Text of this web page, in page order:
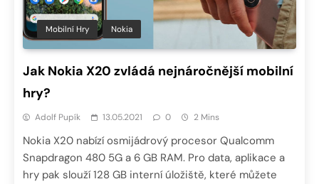
Mobilní Hry Nokia
Jak Nokia X20 zvládá nejnáročnější mobilní
hry?
Adolf Pupík 13.05.2021 0 2 Mins
Nokia X20 nabízí osmijádrový procesor Qualcomm
Snapdragon 480 5G a 6 GB RAM. Pro data, aplikace a
hry pak slouží 128 GB interní úložiště, které můžete